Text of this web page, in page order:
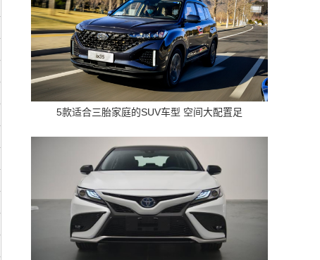
5款适合三胎家庭的SUV车型 空间大配置足